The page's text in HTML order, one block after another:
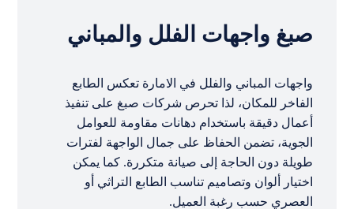
صبغ واجهات الفلل والمباني
واجهات المباني والفلل في الامارة تعكس الطابع
الفاخر للمكان، لذا تحرص شركات صبغ على تنفيذ
أعمال دقيقة باستخدام دهانات مقاومة للعوامل
الجوية، تضمن الحفاظ على جمال الواجهة لفترات
طويلة دون الحاجة إلى صيانة متكررة. كما يمكن
اختيار ألوان وتصاميم تناسب الطابع التراثي أو
العصري حسب رغبة العميل.